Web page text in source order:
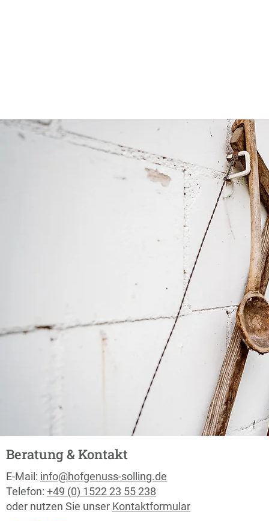
Beratung & Kontakt
E-Mail: info@hofgenuss-solling.de
Telefon: +49 (0) 1522 23 55 238
oder nutzen Sie unser Kontaktformular